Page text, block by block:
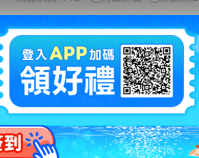
結標時間 圖片 列
賣家